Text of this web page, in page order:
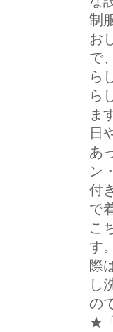
制
お
で
ら
ら
ま
日
あ
ン
付
で
こ
す
際
し
の
★